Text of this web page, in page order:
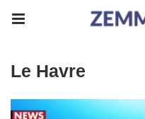
Le Havre